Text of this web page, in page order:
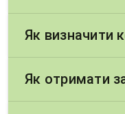
Як визначити
Як отримати